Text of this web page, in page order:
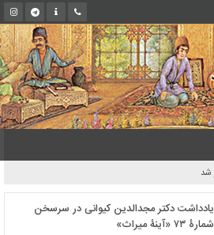
یادداشت دکتر مجدالدین کیوانی در سرسخن
شمارۀ ۷۳ «آینۀ میراث»